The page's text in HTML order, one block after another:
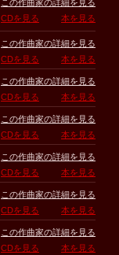
この作曲家の詳細を見る
CDを見る
本を見る
この作曲家の詳細を見る
CDを見る
本を見る
この作曲家の詳細を見る
CDを見る
本を見る
この作曲家の詳細を見る
CDを見る
本を見る
この作曲家の詳細を見る
CDを見る
本を見る
この作曲家の詳細を見る
CDを見る
本を見る
この作曲家の詳細を見る
CDを見る
本を見る